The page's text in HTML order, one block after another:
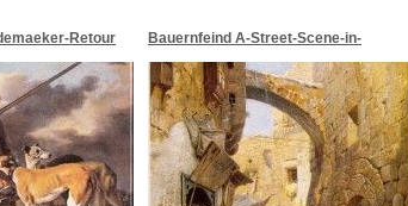
Retour Bauernfeind A-Street-Scene-in-
Jerusalem-sj. Bauernfeind,